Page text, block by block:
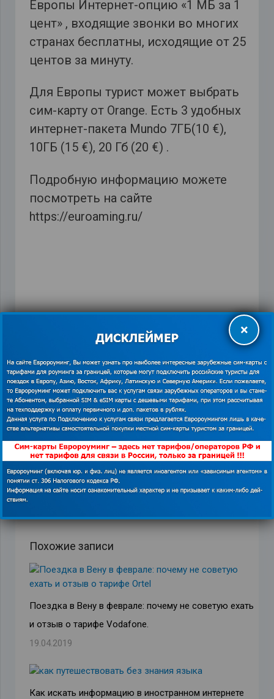
Европы Интернет-опцию «1 МБ за 1
цент» , входящие звонки во многих
странах бесплатны, исходящие от 25
центов за минуту.
Для Европы турист может выбрать
сим-карту от Orange. Есть 3 удобных
интернет-пакета Mundo 7ГБ(10 €),
10ГБ (15 €), 20 Гб (20 €) .
Подробную информацию можете
посмотреть на сайте
https://euroaming.ru/
европасим
мобильный интернет в Германии, оранж
ПРЕДЫДУЩАЯ ЗАПИСЬ СЛЕДУЮЩАЯ ЗАПИСЬ
Похожие записи
Поездка в Вену в феврале: почему не советую ехать
и отзыв о тарифе Vodafone.
19.04.2019
Как искать информацию в иностранном интернете
×